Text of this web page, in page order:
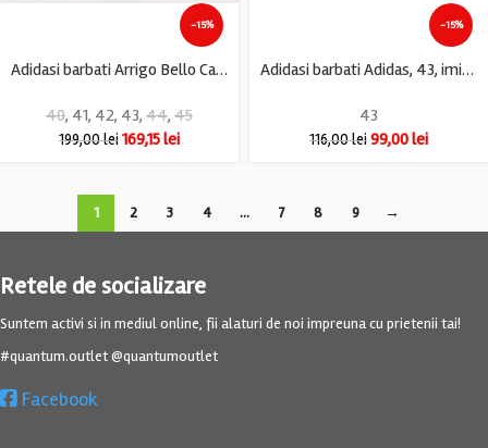
-15%
Adidasi barbati Arrigo Bello Casu, imitatie de piele, material textil, negru
40, 41, 42, 43, 44, 45
199,00lei169,15lei
-15%
Adidasi barbati Adidas, 43, imitatie de piele, albastru
43
116,00lei99,00lei
1 2 3 4 … 7 8 9 →
Retele de socializare
Suntem activi si in mediul online, fii alaturi de noi impreuna cu prietenii tai!
#quantum.outlet @quantumoutlet
Facebook